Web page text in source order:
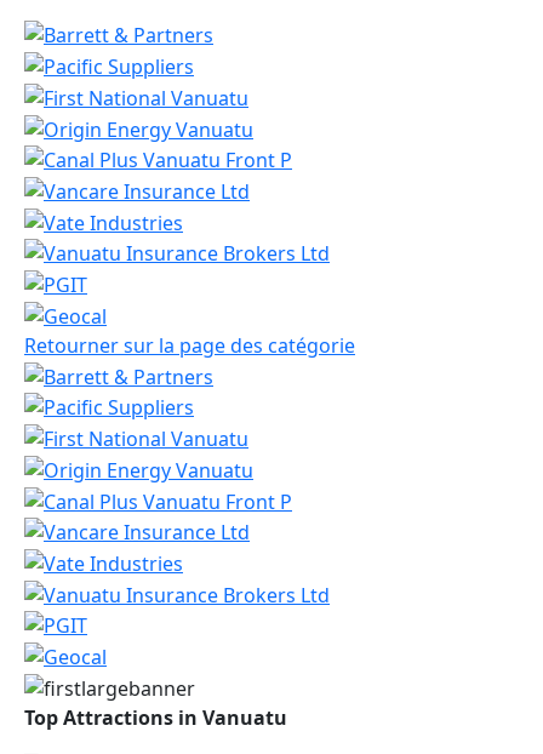
Retourner sur la page des catégorie
Top Attractions in Vanuatu